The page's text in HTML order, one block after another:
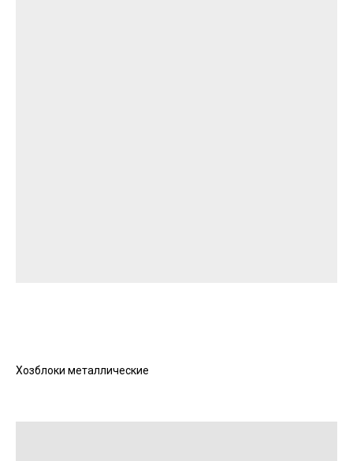
Хозблоки металлические